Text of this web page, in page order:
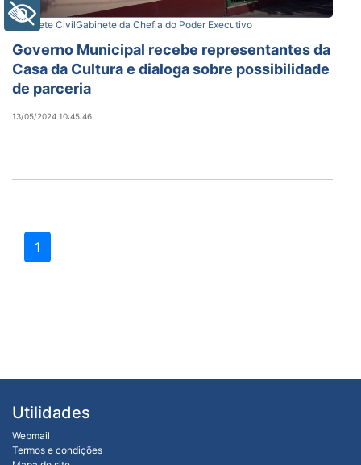
Gabinete CivilGabinete da Chefia do Poder Executivo
Governo Municipal recebe representantes da
Casa da Cultura e dialoga sobre possibilidade
de parceria
13/05/2024 10:45:46
1
Utilidades
Webmail
Termos e condições
+ Acessibilidade